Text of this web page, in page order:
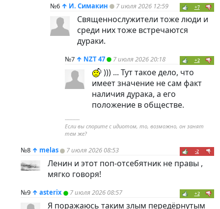
№6 ↑ И. Симакин 7 июля 2026 12:59 +7
Священнослужители тоже люди и
среди них тоже встречаются
дураки.
№7 ↑ NZT 47 7 июля 2026 20:18 +2
))) ... Тут такое дело, что
имеет значение не сам факт
наличия дурака, а его
положение в обществе.
----------
Если вы спорите с идиотом, то, возможно, он занят
тем же?
№8 ↑ melas 7 июля 2026 08:53 -2
Ленин и этот поп-отсебятник не правы ,
мягко говоря!
№9 ↑ asterix 7 июля 2026 08:57 +2
Я поражаюсь таким злым передёрнутым